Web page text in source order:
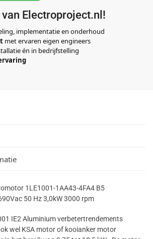
Electroproject.nl!
implementatie en onderhoud
met ervaren eigen engineers
én in bedrijfstelling
1LE1001-1AA43-4FA4 B5
50 Hz 3,0kW 3000 rpm
IE2 Aluminium verbetertrendements
wel KSA motor of kooianker motor